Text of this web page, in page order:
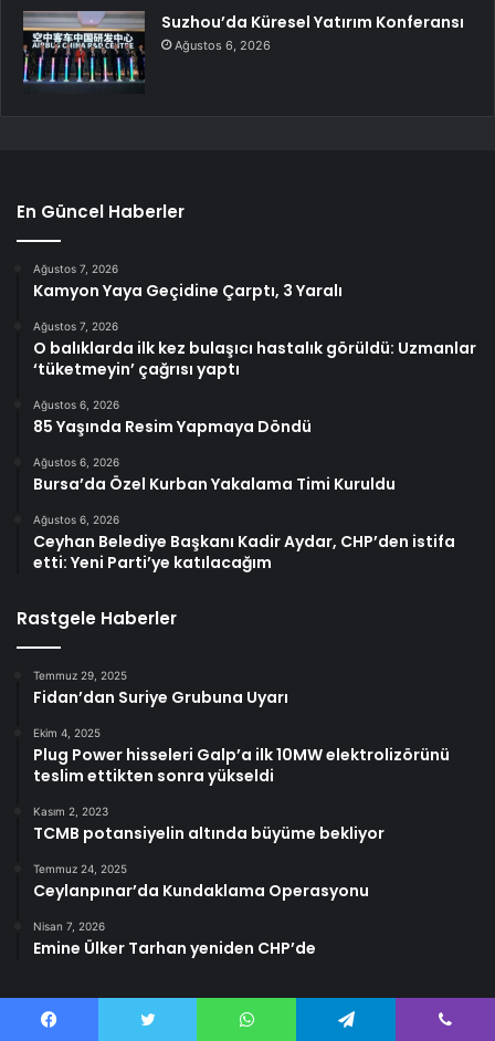
Suzhou’da Küresel Yatırım Konferansı
Ağustos 6, 2026
En Güncel Haberler
Ağustos 7, 2026
Kamyon Yaya Geçidine Çarptı, 3 Yaralı
Ağustos 7, 2026
O balıklarda ilk kez bulaşıcı hastalık görüldü: Uzmanlar
‘tüketmeyin’ çağrısı yaptı
Ağustos 6, 2026
85 Yaşında Resim Yapmaya Döndü
Ağustos 6, 2026
Bursa’da Özel Kurban Yakalama Timi Kuruldu
Ağustos 6, 2026
Ceyhan Belediye Başkanı Kadir Aydar, CHP’den istifa
etti: Yeni Parti’ye katılacağım
Rastgele Haberler
Temmuz 29, 2025
Fidan’dan Suriye Grubuna Uyarı
Ekim 4, 2025
Plug Power hisseleri Galp’a ilk 10MW elektrolizörünü
teslim ettikten sonra yükseldi
Kasım 2, 2023
TCMB potansiyelin altında büyüme bekliyor
Temmuz 24, 2025
Ceylanpınar’da Kundaklama Operasyonu
Nisan 7, 2026
Emine Ülker Tarhan yeniden CHP’de